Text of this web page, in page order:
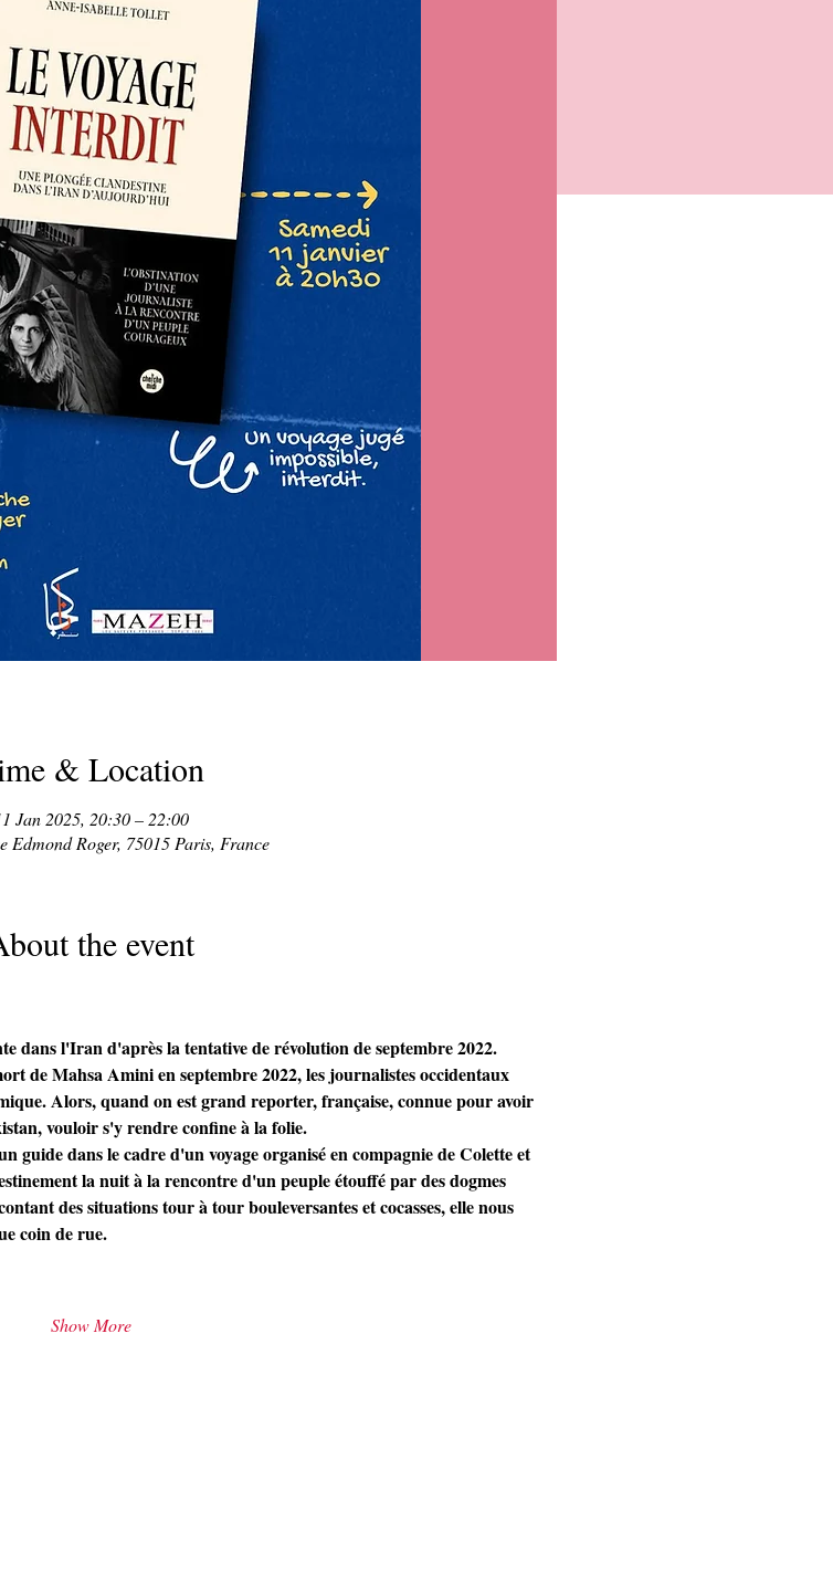
& Location
Jan 2025, 20:30 – 22:00
Edmond Roger, 75015 Paris, France
the event
dans l'Iran d'après la tentative de révolution de septembre 2022.
de Mahsa Amini en septembre 2022, les journalistes occidentaux
Alors, quand on est grand reporter, française, connue pour avoir
vouloir s'y rendre confine à la folie.
guide dans le cadre d'un voyage organisé en compagnie de Colette et
la nuit à la rencontre d'un peuple étouffé par des dogmes
des situations tour à tour bouleversantes et cocasses, elle nous
coin de rue.
Show More